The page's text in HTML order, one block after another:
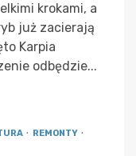
krokami, a
już zacierają
Karpia
odbędzie...
REMONTY